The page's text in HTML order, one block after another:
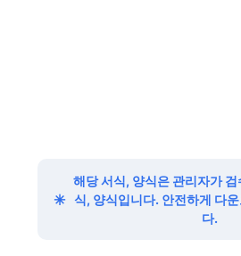
✳
해당 서식, 양식은 관리자가
식, 양식입니다. 안전하게 다
다.